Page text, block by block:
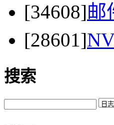
[34608]邮
[28601]
搜索